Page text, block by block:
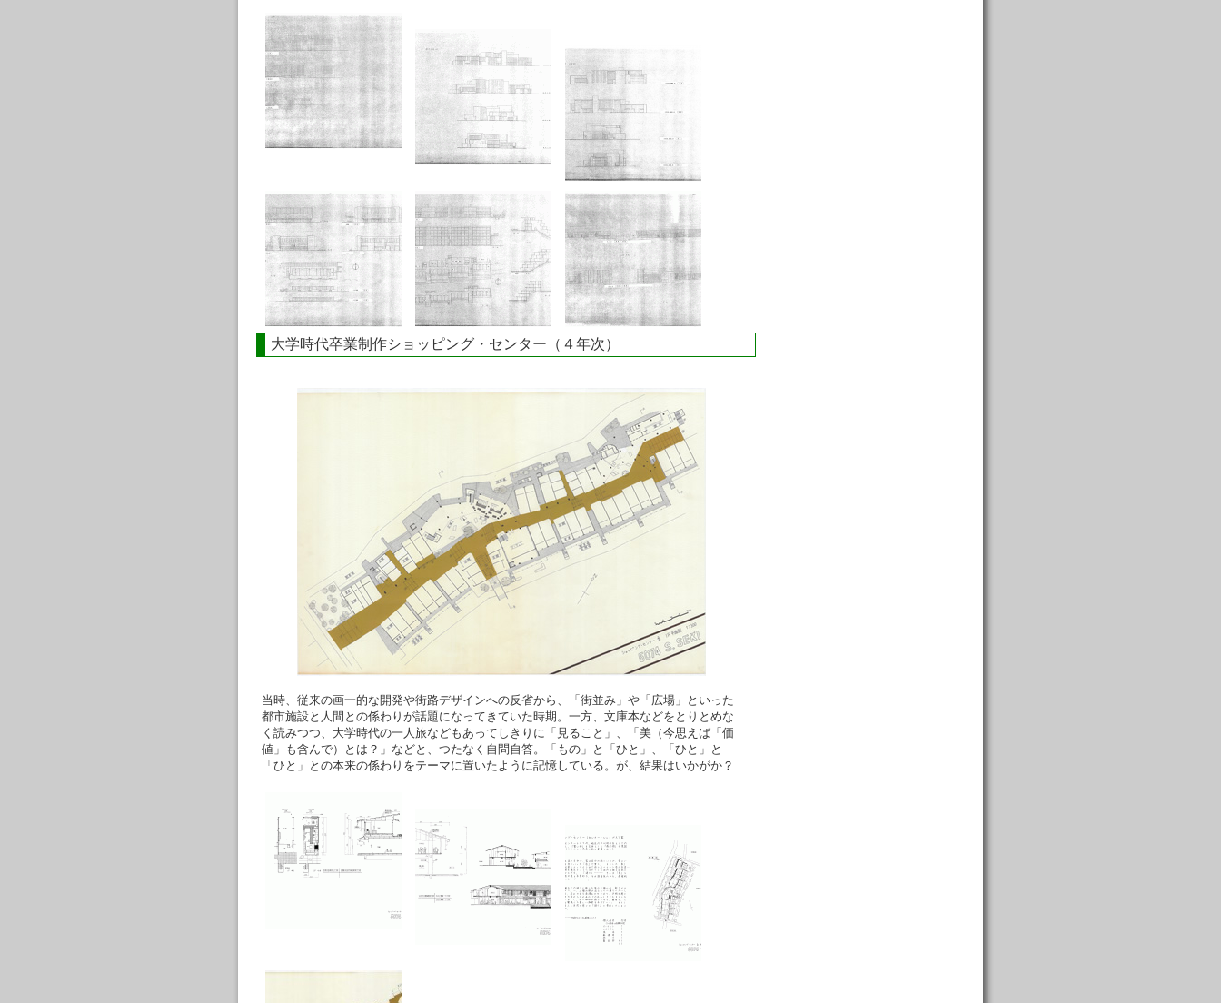
大学時代卒業制作ショッピング・センター（４年次）
当時、従来の画一的な開発や街路デザインへの反省から、「街並み」や「広場」といった
都市施設と人間との係わりが話題になってきていた時期。一方、文庫本などをとりとめな
く読みつつ、大学時代の一人旅などもあってしきりに「見ること」、「美（今思えば「価
値」も含んで）とは？」などと、つたなく自問自答。「もの」と「ひと」、「ひと」と
「ひと」との本来の係わりをテーマに置いたように記憶している。が、結果はいかがか？